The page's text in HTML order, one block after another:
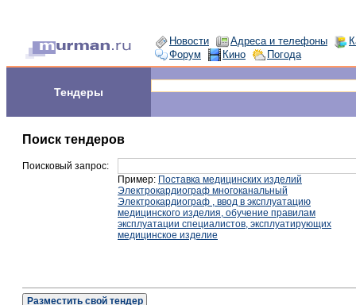
Новости Адреса и телефоны
Форум
Кино Погода
Тендеры
Поиск тендеров
Поисковый запрос:
Пример: Поставка медицинских изделий
Электрокардиограф многоканальный
Электрокардиограф , ввод в эксплуатацию
медицинского изделия, обучение правилам
эксплуатации специалистов, эксплуатирующих
медицинское изделие
Разместить свой тендер